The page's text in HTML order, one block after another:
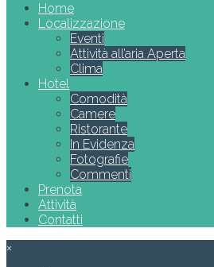
Home
Localizzazione
Eventi
Attività all’aria Aperta
Clima
Hotel
Comodità
Camere
Ristorante
In Evidenza
Fotografie
Commenti
Prenota
Attività
Contatti
×